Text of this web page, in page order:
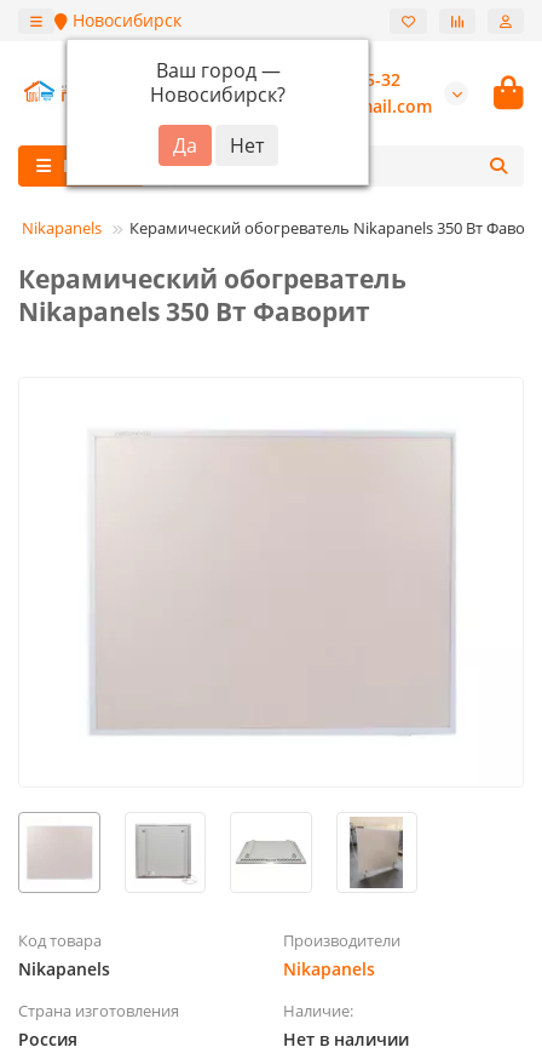
Новосибирск
Ваш город —
Новосибирск?
+7 (913) 987-55-32
burannsk@gmail.com
Каталог
Nikapanels Керамический обогреватель Nikapanels 350 Вт
Керамический обогреватель
Nikapanels 350 Вт Фаворит
Код товара
Nikapanels
Производители
Nikapanels
Страна изготовления
Россия
Наличие:
Нет в наличии